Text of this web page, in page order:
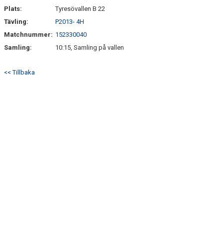
Plats:
Tyresövallen B 22
Tävling:
P2013- 4H
Matchnummer: 152330040
Samling:
10:15, Samling på vallen
<< Tillbaka